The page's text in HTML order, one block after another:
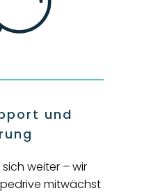
und
weiter – wir
mitwächst